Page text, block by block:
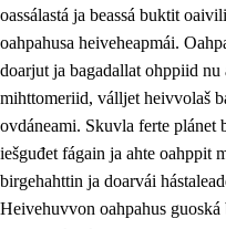
oassálastá ja beassá buktit
oahpahusa heiveheapmái.
doarjut ja bagadallat ohppiid nu
mihttomeriid, válljet heivvolaš
ovdáneami. Skuvla ferte plánet
iešguđet fágain ja ahte oahppit
birgehahttin ja doarvái
Heivehuvvon oahpahus